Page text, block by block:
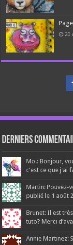
20
Derniers
Mo.: Bonjour,
c'est ce que j'ai
Martin: Pouvez-
publié le 1 août
Brunet: Il est
tuto? Merci
Annie Martinez: